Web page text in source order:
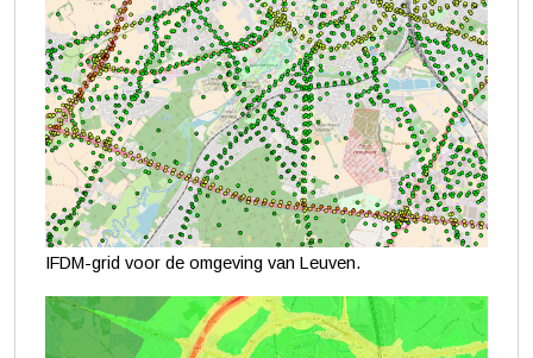
IFDM-grid voor de omgeving van Leuven.